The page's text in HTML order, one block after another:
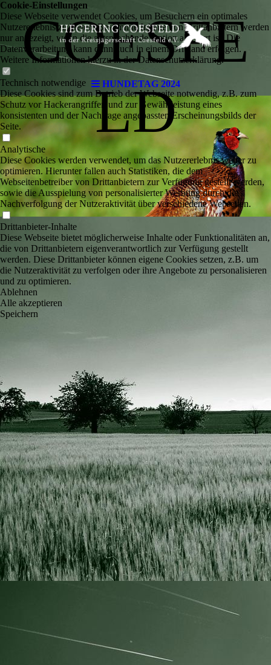
HUNDETAG 2024
COESFE
LD
Cookie-Einstellungen
Diese Webseite verwendet Cookies, um Besuchern ein optimales
Nutzererlebnis zu bieten. Bestimmte Inhalte von Drittanbietern werden
nur angezeigt, wenn die entsprechende Option aktiviert ist. Die
Datenverarbeitung kann dann auch in einem Drittland erfolgen.
Weitere Informationen hierzu in der Datenschutzerklärung.
Technisch notwendige
Diese Cookies sind zum Betrieb der Webseite notwendig, z.B. zum
Schutz vor Hackerangriffen und zur Gewährleistung eines
konsistenten und der Nachfrage angepassten Erscheinungsbilds der
Seite.
Analytische
Diese Cookies werden verwendet, um das Nutzererlebnis weiter zu
optimieren. Hierunter fallen auch Statistiken, die dem
Webseitenbetreiber von Drittanbietern zur Verfügung gestellt werden,
sowie die Ausspielung von personalisierter Werbung durch die
Nachverfolgung der Nutzeraktivität über verschiedene Webseiten.
Drittanbieter-Inhalte
Diese Webseite bietet möglicherweise Inhalte oder Funktionalitäten an,
die von Drittanbietern eigenverantwortlich zur Verfügung gestellt
werden. Diese Drittanbieter können eigene Cookies setzen, z.B. um
die Nutzeraktivität zu verfolgen oder ihre Angebote zu personalisieren
und zu optimieren.
Ablehnen
Alle akzeptieren
Speichern